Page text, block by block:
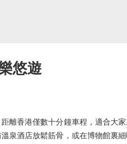
悠遊
香港僅數十分鐘車程，適合大家
泉酒店放鬆筋骨，或在博物館裏